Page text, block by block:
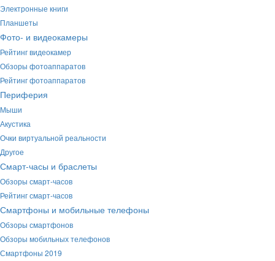
Электронные книги
Планшеты
Фото- и видеокамеры
Рейтинг видеокамер
Обзоры фотоаппаратов
Рейтинг фотоаппаратов
Периферия
Мыши
Акустика
Очки виртуальной реальности
Другое
Смарт-часы и браслеты
Обзоры смарт-часов
Рейтинг смарт-часов
Смартфоны и мобильные телефоны
Обзоры смартфонов
Обзоры мобильных телефонов
Смартфоны 2019